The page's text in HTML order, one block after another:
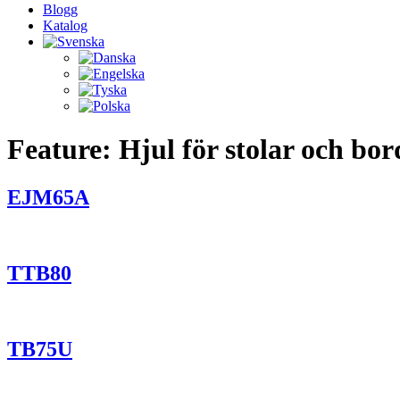
Blogg
Katalog
Feature: Hjul för stolar och
EJM65A
TTB80
TB75U